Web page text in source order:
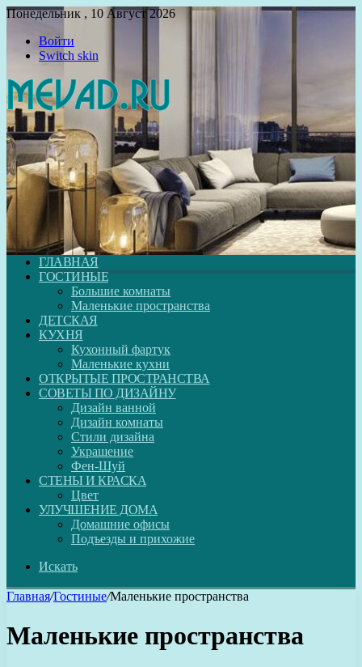
Понедельник , 10 Август 2026
Войти
Switch skin
ГЛАВНАЯ
ГОСТИНЫЕ
Большие комнаты
Маленькие пространства
ДЕТСКАЯ
КУХНЯ
Кухонный фартук
Маленькие кухни
ОТКРЫТЫЕ ПРОСТРАНСТВА
СОВЕТЫ ПО ДИЗАЙНУ
Дизайн ванной
Дизайн комнаты
Стили дизайна
Украшение
Фен-Шуй
СТЕНЫ И КРАСКА
Цвет
УЛУЧШЕНИЕ ДОМА
Домашние офисы
Подъезды и прихожие
Искать
Главная/Гостиные/Маленькие пространства
Маленькие пространства